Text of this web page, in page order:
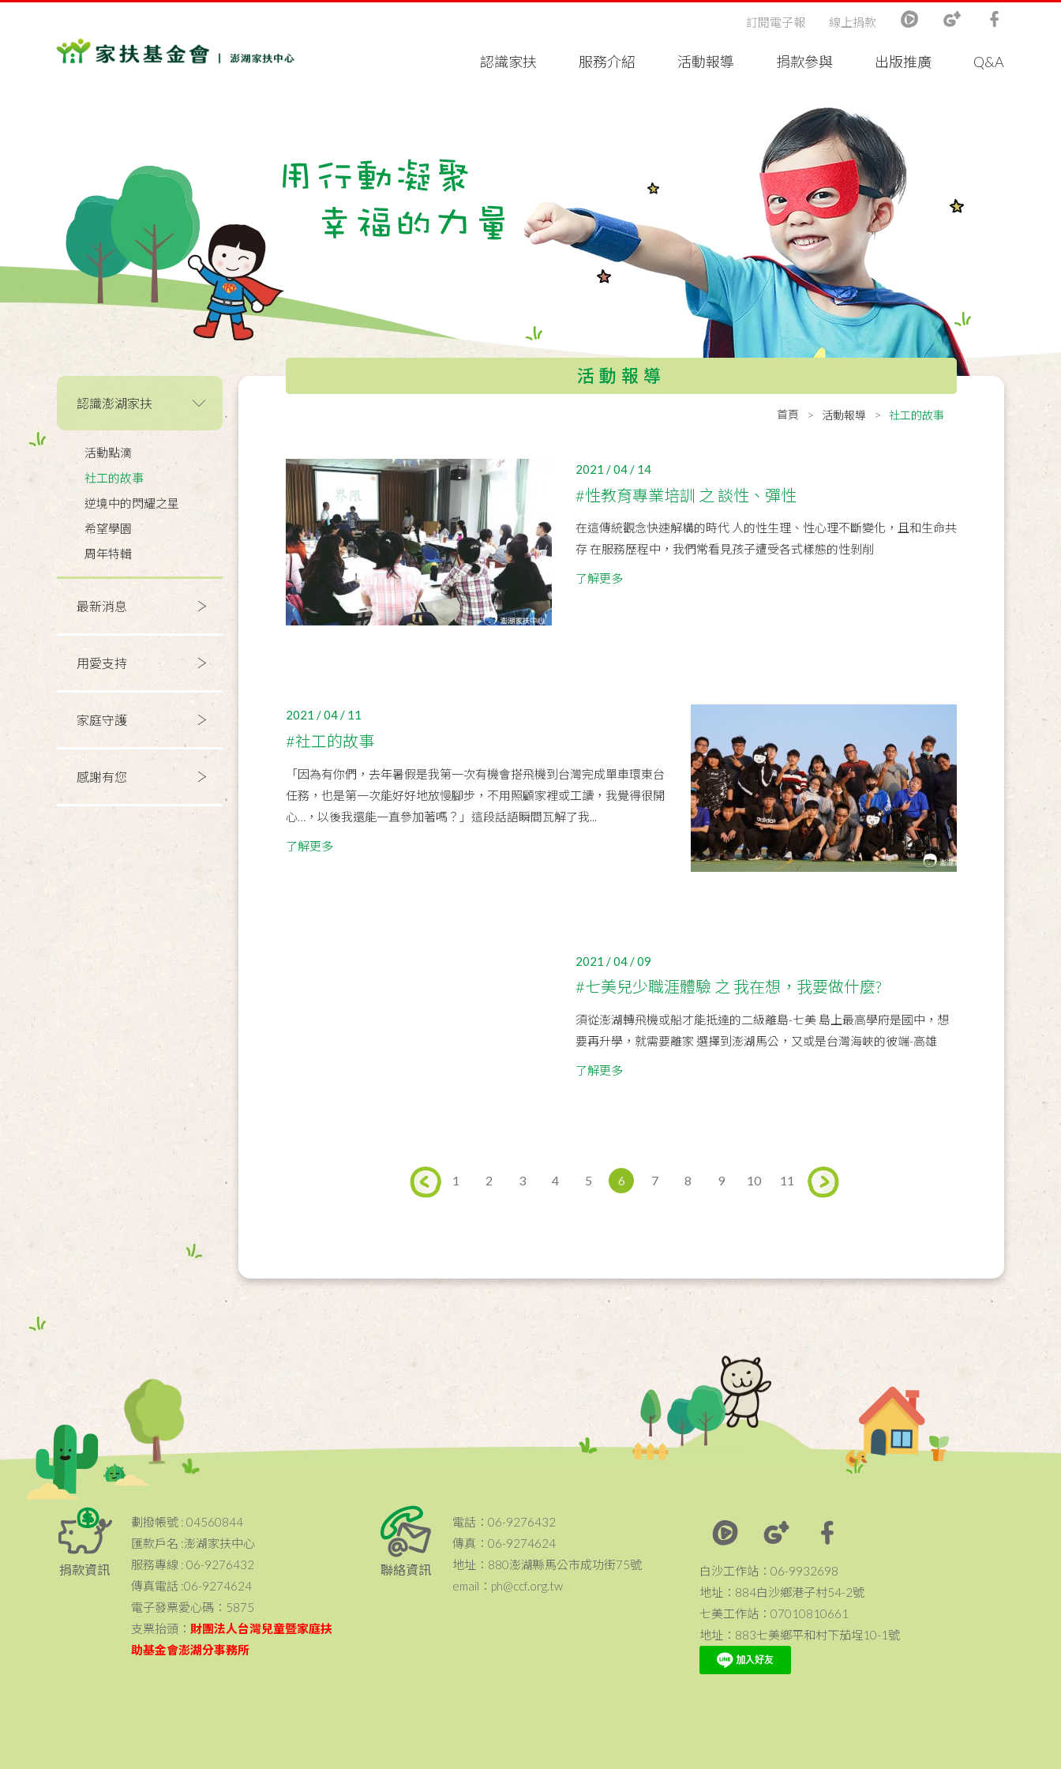
認識家扶 服務介紹 活動報導 捐款參與 出版推廣 Q&A
訂閱電子報 線上捐款
認識澎湖家扶
活動點滴
社工的故事
逆境中的閃耀之星
希望學園
周年特輯
最新消息
用愛支持
家庭守護
感謝有您
活動報導
首頁 活動報導 社工的故事
2021 / 04 / 14
#性教育專業培訓 之 談性、彈性
在這傳統觀念快速解構的時代 人的性生理、性心理不斷變化，且和生命共
存 在服務歷程中，我們常看見孩子遭受各式樣態的性剝削
了解更多
2021 / 04 / 11
#社工的故事
「因為有你們，去年暑假是我第一次有機會搭飛機到台灣完成單車環東台
任務，也是第一次能好好地放慢腳步，不用照顧家裡或工讀，我覺得很開
心…，以後我還能一直參加著嗎？」這段話語瞬間瓦解了我...
了解更多
2021 / 04 / 09
#七美兒少職涯體驗 之 我在想，我要做什麼?
須從澎湖轉飛機或船才能抵達的二級離島-七美 島上最高學府是國中，想
要再升學，就需要離家 選擇到澎湖馬公，又或是台灣海峽的彼端-高雄
了解更多
1 2 3 4 5 6 7 8 9 10 11
捐款資訊
劃撥帳號 : 04560844
匯款戶名 :澎湖家扶中心
服務專線 : 06-9276432
傳真電話 :06-9274624
電子發票愛心碼：5875
支票抬頭： 財團法人台灣兒童暨家庭扶
助基金會澎湖分事務所
聯絡資訊
電話：06-9276432
傳真：06-9274624
地址：880澎湖縣馬公市成功街75號
email：ph@ccf.org.tw
白沙工作站：06-9932698
地址：884白沙鄉港子村54-2號
七美工作站：07010810661
地址：883七美鄉平和村下茄埕10-1號